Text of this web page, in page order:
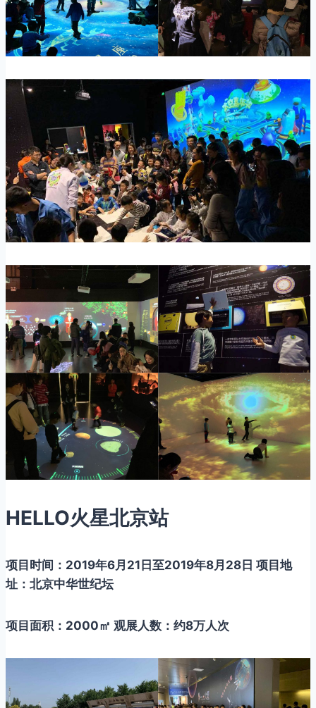
HELLO火星北京站
项目时间：2019年6月21日至2019年8月28日 项目地
址：北京中华世纪坛
项目面积：2000㎡ 观展人数：约8万人次